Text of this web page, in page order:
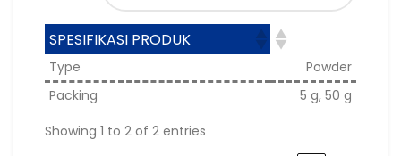
SPESIFIKASI PRODUK
Type
Powder
Packing
5 g, 50 g
Showing 1 to 2 of 2 entries